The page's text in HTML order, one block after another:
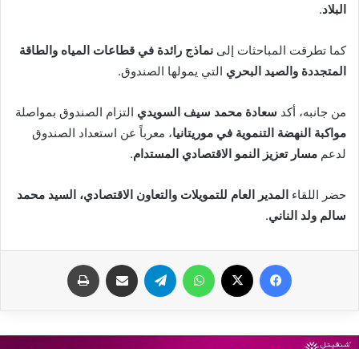
البلاد.
كما تطرقت المباحثات إلى نماذج رائدة في قطاعات المياه والطاقة
المتجددة والصيد البحري التي يمولها الصندوق.
من جانبه، أكد سعادة محمد سيف السويدي التزام الصندوق بمواصلة
مواكبة النهضة التنموية في موريتانيا، معرباً عن استعداد الصندوق
لدعم مسار تعزيز النمو الاقتصادي المستدام.
حضر اللقاء المدير العام للتمويلات والتعاون الاقتصادي، السيد محمد
سالم ولد الناني.
فيسبوك واتساب تيلقرام مشاركة عبر البريد